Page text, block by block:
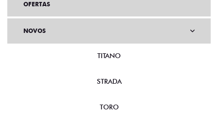
OFERTAS
NOVOS
TITANO
STRADA
TORO